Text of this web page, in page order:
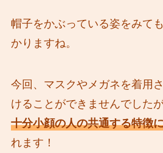
帽子をかぶっている姿をみて
かりますね。
今回、マスクやメガネを着用
けることができませんでしたが
十分小顔の人の共通する特徴
れます！